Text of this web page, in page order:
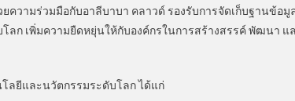
ความร่วมมือกับอาลีบาบา คลาวด์ รองรับการจัดเก็บฐานข้อมู
ลก เพิ่มความยืดหยุ่นให้กับองค์กรในการสร้างสรรค์ พัฒนา แ
ลยีและนวัตกรรมระดับโลก ได้แก่